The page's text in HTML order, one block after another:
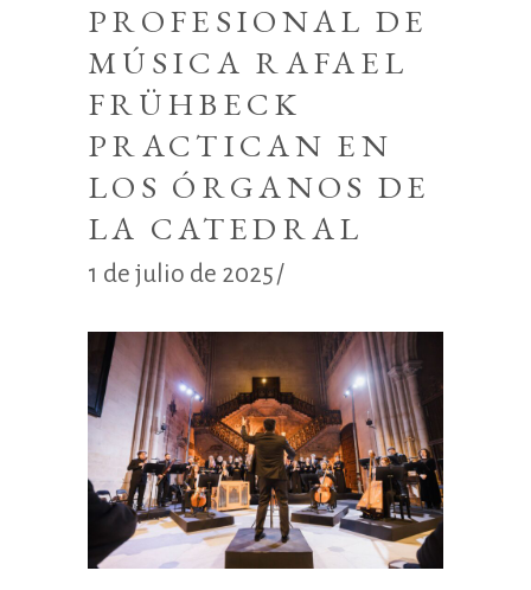
PROFESIONAL DE
MÚSICA RAFAEL
FRÜHBECK
PRACTICAN EN
LOS ÓRGANOS DE
LA CATEDRAL
1 de julio de 2025